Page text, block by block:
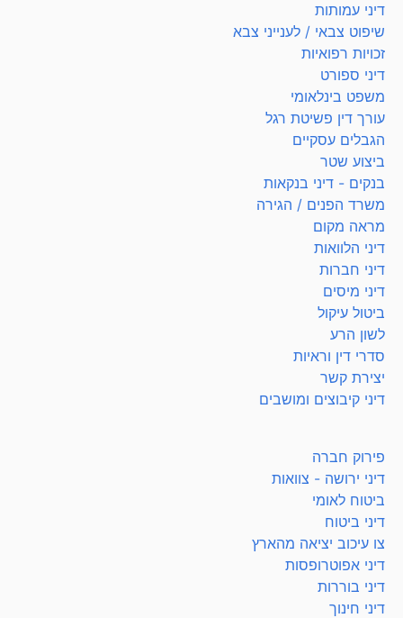
דיני עמותות
שיפוט צבאי / לענייני צבא
זכויות רפואיות
דיני ספורט
משפט בינלאומי
עורך דין פשיטת רגל
הגבלים עסקיים
ביצוע שטר
בנקים - דיני בנקאות
משרד הפנים / הגירה
מראה מקום
דיני הלוואות
דיני חברות
דיני מיסים
ביטול עיקול
לשון הרע
סדרי דין וראיות
יצירת קשר
דיני קיבוצים ומושבים
פירוק חברה
דיני ירושה - צוואות
ביטוח לאומי
דיני ביטוח
צו עיכוב יציאה מהארץ
דיני אפוטרופסות
דיני בוררות
דיני חינוך